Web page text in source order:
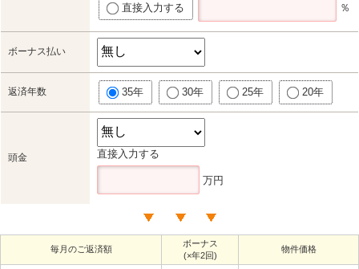
直接入力する ％
ボーナス払い
返済年数 35年 30年 25年 20年
頭金 直接入力する
万円
毎月のご返済額
ボーナス
(×年2回)
物件価格